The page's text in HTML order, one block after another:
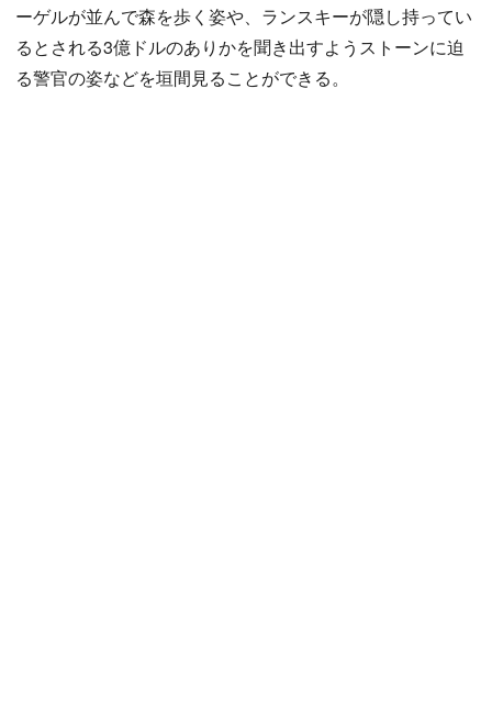
ーゲルが並んで森を歩く姿や、ランスキーが隠し持ってい
るとされる3億ドルのありかを聞き出すようストーンに迫
る警官の姿などを垣間見ることができる。